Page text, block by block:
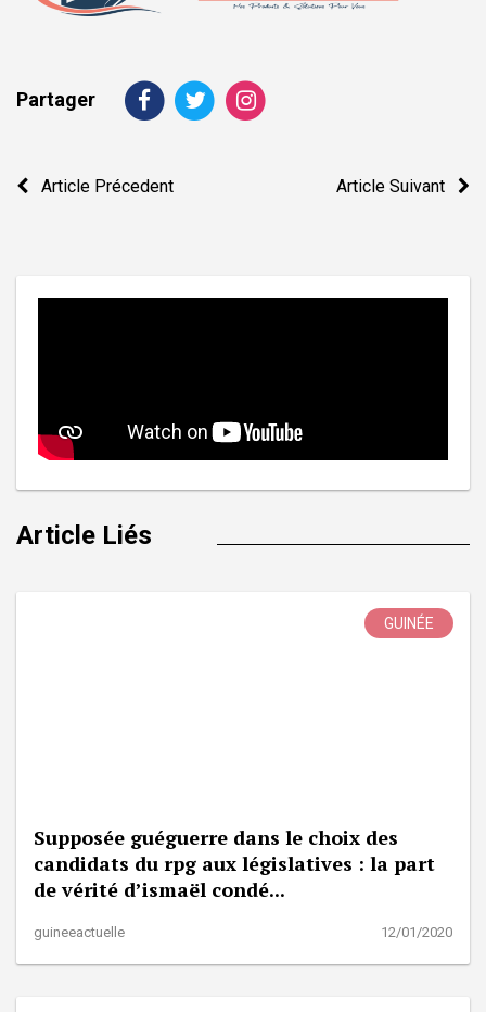
Partager
Navigation
Article Précedent Article Suivant
Article Liés
GUINÉE
Supposée guéguerre dans le choix des
candidats du rpg aux législatives : la part
de vérité d’ismaël condé...
guineeactuelle 12/01/2020